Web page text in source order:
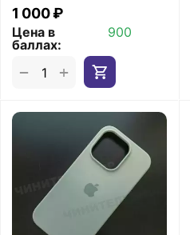
1 000₽
Цена в
баллах:
900
+
−